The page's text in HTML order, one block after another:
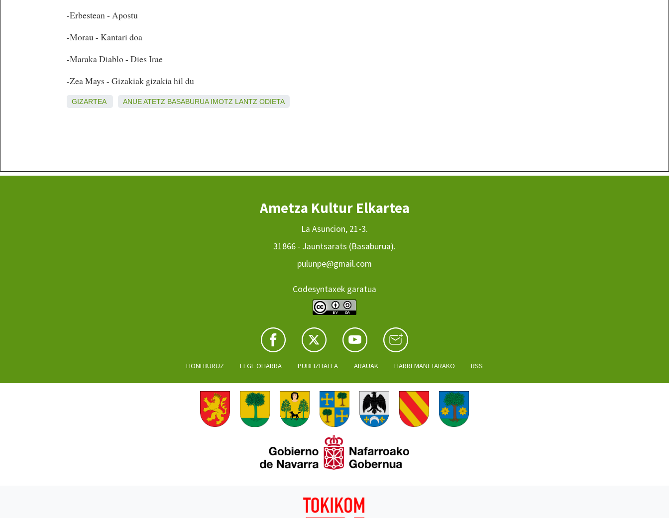
-Erbestean - Apostu
-Morau - Kantari doa
-Maraka Diablo - Dies Irae
-Zea Mays - Gizakiak gizakia hil du
GIZARTEA ANUEATETZ BASABURUA IMOTZ LANTZ ODIETA
Ametza Kultur Elkartea
La Asuncion, 21-3.
31866 - Jauntsarats (Basaburua).
pulunpe@gmail.com
Codesyntaxek garatua
HONI BURUZ LEGE OHARRA PUBLIZITATEA ARAUAK HARREMANETARAKO RSS